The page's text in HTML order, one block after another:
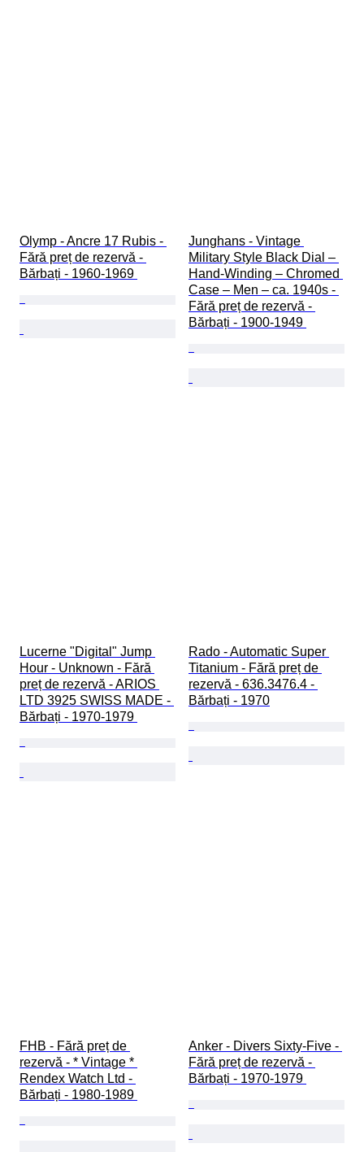
Olymp - Ancre 17 Rubis -
Fără preț de rezervă -
Bărbați - 1960-1969
Junghans - Vintage
Military Style Black Dial –
Hand-Winding – Chromed
Case – Men – ca. 1940s -
Fără preț de rezervă -
Bărbați - 1900-1949
Lucerne "Digital" Jump
Hour - Unknown - Fără
preț de rezervă - ARIOS
LTD 3925 SWISS MADE -
Bărbați - 1970-1979
Rado - Automatic Super
Titanium - Fără preț de
rezervă - 636.3476.4 -
Bărbați - 1970
FHB - Fără preț de
rezervă - * Vintage *
Rendex Watch Ltd -
Bărbați - 1980-1989
Anker - Divers Sixty-Five -
Fără preț de rezervă -
Bărbați - 1970-1979